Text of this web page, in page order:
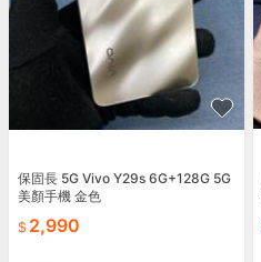
保固長 5G Vivo Y29s 6G+128G 5G
美顏手機 金色
2,990